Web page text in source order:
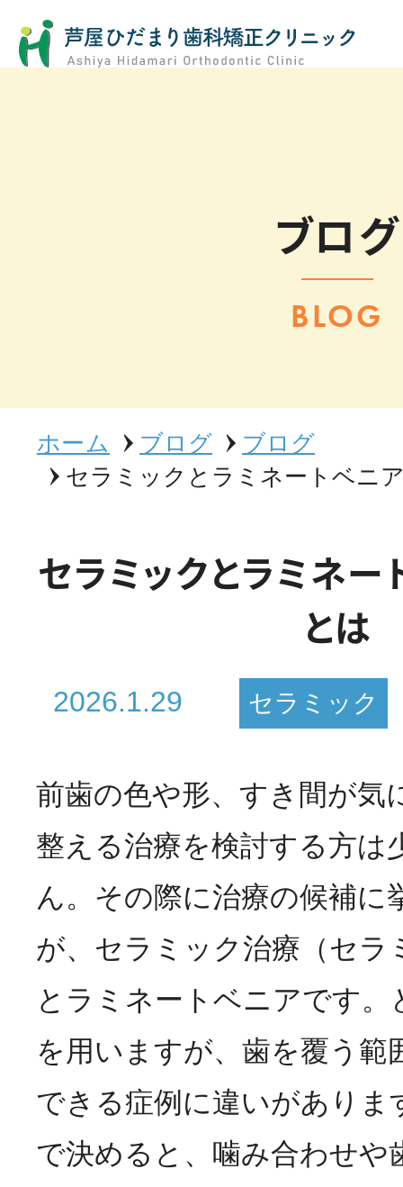
ブログ
BLOG
ホーム ブログ
ブログ
セラミックとラミネートベニ
セラミックとラミネ
とは
2026.1.29 セラミック
前歯の色や形、すき間が気
整える治療を検討する方は
ん。その際に治療の候補に
が、セラミック治療（セラ
とラミネートベニアです。
を用いますが、歯を覆う範
できる症例に違いがありま
で決めると、噛み合わせや